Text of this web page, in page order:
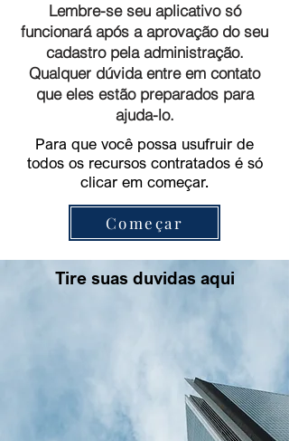
Lembre-se seu aplicativo só
funcionará após a aprovação do seu
cadastro pela administração.
Qualquer dúvida entre em contato
que eles estão preparados para
ajuda-lo.
Para que você possa usufruir de
todos os recursos contratados é só
clicar em começar.
Começar
Tire suas duvidas aqui